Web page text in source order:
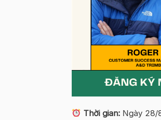
Thời gian: Ngày 28/